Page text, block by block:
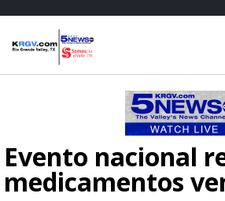
Evento nacional
medicamentos